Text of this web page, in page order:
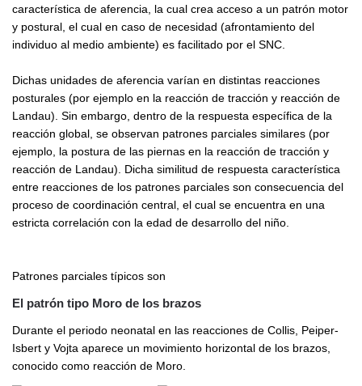
característica de aferencia, la cual crea acceso a un patrón motor
y postural, el cual en caso de necesidad (afrontamiento del
individuo al medio ambiente) es facilitado por el SNC.
Dichas unidades de aferencia varían en distintas reacciones
posturales (por ejemplo en la reacción de tracción y reacción de
Landau). Sin embargo, dentro de la respuesta específica de la
reacción global, se observan patrones parciales similares (por
ejemplo, la postura de las piernas en la reacción de tracción y
reacción de Landau). Dicha similitud de respuesta característica
entre reacciones de los patrones parciales son consecuencia del
proceso de coordinación central, el cual se encuentra en una
estricta correlación con la edad de desarrollo del niño.
Patrones parciales típicos son
El patrón tipo Moro de los brazos
Durante el periodo neonatal en las reacciones de Collis, Peiper-
Isbert y Vojta aparece un movimiento horizontal de los brazos,
conocido como reacción de Moro.